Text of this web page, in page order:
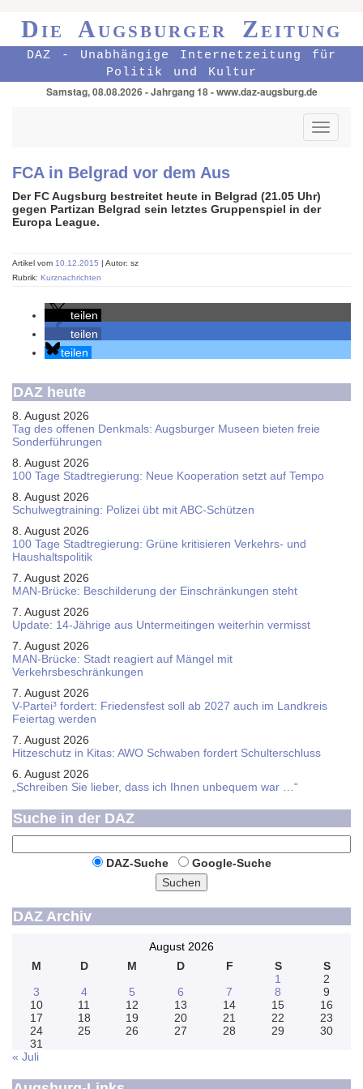
Die Augsburger Zeitung
DAZ - Unabhängige Internetzeitung für
Politik und Kultur
Samstag, 08.08.2026 - Jahrgang 18 - www.daz-augsburg.de
Toggle
FCA in Belgrad vor dem Aus
Der FC Augsburg bestreitet heute in Belgrad (21.05 Uhr)
gegen Partizan Belgrad sein letztes Gruppenspiel in der
Europa League.
Artikel vom 10.12.2015 | Autor: sz
Rubrik: Kurznachrichten
teilen
teilen
teilen
DAZ heute
8. August 2026
Tag des offenen Denkmals: Augsburger Museen bieten freie
Sonderführungen
8. August 2026
100 Tage Stadtregierung: Neue Kooperation setzt auf Tempo
8. August 2026
Schul­weg­trai­ning: Poli­zei übt mit ABC-Schüt­zen
8. August 2026
100 Tage Stadtregierung: Grüne kritisieren Verkehrs- und
Haushaltspolitik
7. August 2026
MAN-Brücke: Beschilderung der Einschränkungen steht
7. August 2026
Update: 14-Jährige aus Untermeitingen weiterhin vermisst
7. August 2026
MAN-Brücke: Stadt reagiert auf Mängel mit
Verkehrsbeschränkungen
7. August 2026
V-Partei­³ fordert: Friedens­fest soll ab 2027 auch im Land­kreis
Feier­tag werden
7. August 2026
Hitzeschutz in Kitas: AWO Schwaben fordert Schulterschluss
6. August 2026
„Schreiben Sie lieber, dass ich Ihnen unbequem war …“
Suche in der DAZ
DAZ-Suche
Google-Suche
Suchen
DAZ Archiv
August 2026
M
D M D F S
S
1
2
3
4 5 6 7 8
9
10
11 12 13 14 15
16
17
18 19 20 21 22
23
24
25 26 27 28 29
30
31
« Juli